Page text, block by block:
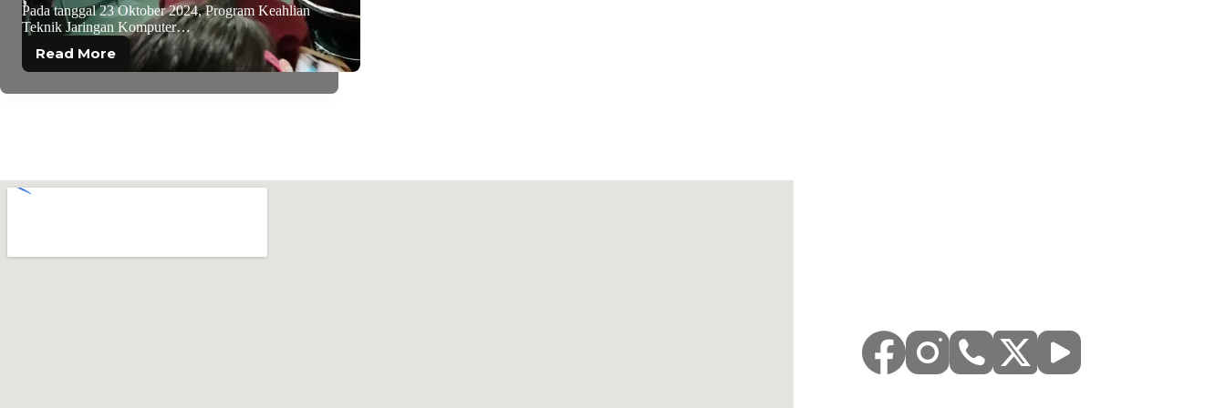
Pada tanggal 23 Oktober 2024, Program Keahlian
Teknik Jaringan Komputer…
Read More